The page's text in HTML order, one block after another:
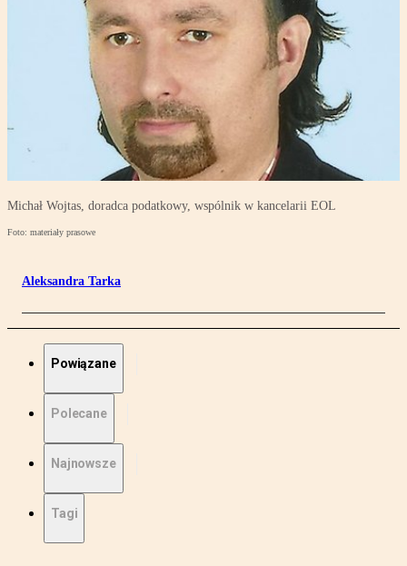
Michał Wojtas, doradca podatkowy, wspólnik w kancelarii EOL
Foto: materiały prasowe
Aleksandra Tarka
Powiązane
Polecane
Najnowsze
Tagi